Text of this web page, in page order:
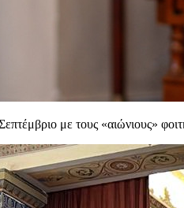
με τους «αιώνιους»